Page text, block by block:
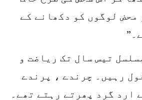
محض لوگوں کو دکھانے کے
تیس سال تک ریاضت و
رہیں۔ چرندے ، پرندے
ارد گرد پھرتے رہتے تھے۔